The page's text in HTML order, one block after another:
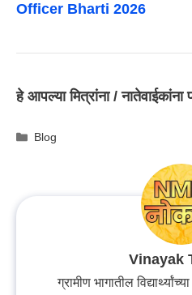
Officer Bharti 2026
हे आपल्या मित्रांना / नातेवाईकांना
Categories
Blog
Vinayak
ग्रामीण भागातील